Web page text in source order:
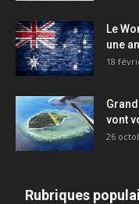
Le
une
18
vont
26
Rubriques